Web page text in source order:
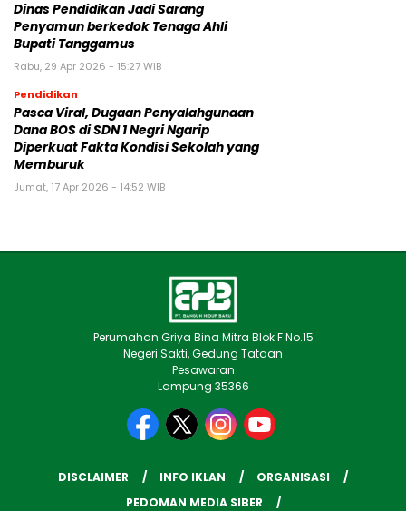
Dinas Pendidikan Jadi Sarang
Penyamun berkedok Tenaga Ahli
Bupati Tanggamus
Rabu, 29 Apr 2026 - 15:27 WIB
Pendidikan
Pasca Viral, Dugaan Penyalahgunaan
Dana BOS di SDN 1 Negri Ngarip
Diperkuat Fakta Kondisi Sekolah yang
Memburuk
Jumat, 17 Apr 2026 - 14:52 WIB
Perumahan Griya Bina Mitra Blok F No.15
Negeri Sakti, Gedung Tataan
Pesawaran
Lampung 35366
DISCLAIMER INFO IKLAN
ORGANISASI
PEDOMAN MEDIA SIBER